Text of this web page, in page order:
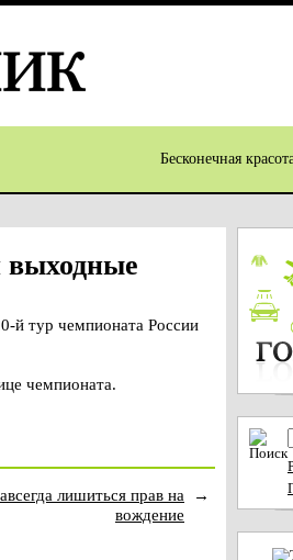
Бесконечная
выходные
й тур чемпионата России
чемпионата.
лишиться прав на
вождение
→